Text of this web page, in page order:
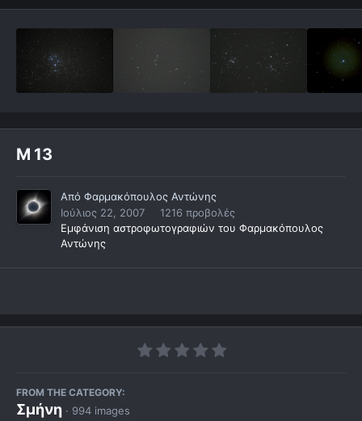
Μ 13
Από Φαρμακόπουλος Αντώνης
Ιούλιος 22, 2007
1216 προβολές
Εμφάνιση αστροφωτογραφιών του Φαρμακόπουλος
Αντώνης
FROM THE CATEGORY:
Σμήνη · 994 images